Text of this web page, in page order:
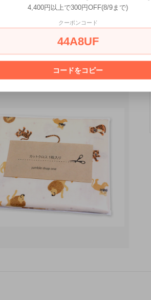
4,400円以上で300円OFF(8/9まで)
クーポンコード
44A8UF
コードをコピー